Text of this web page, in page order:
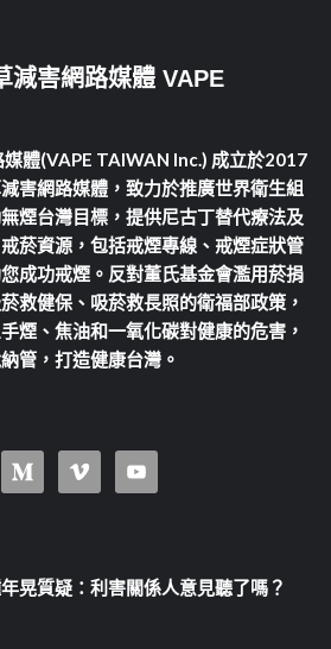
減害網路媒體 VAPE
體(VAPE TAIWAN Inc.) 成立於2017
害網路媒體，致力於推廣世界衛生組
煙台灣目標，提供尼古丁替代療法及
菸資源，包括戒煙專線、戒煙症狀管
成功戒煙。反對董氏基金會濫用菸捐
救健保、吸菸救長照的衛福部政策，
煙、焦油和一氧化碳對健康的危害，
管，打造健康台灣。
晃質疑：利害關係人意見聽了嗎？